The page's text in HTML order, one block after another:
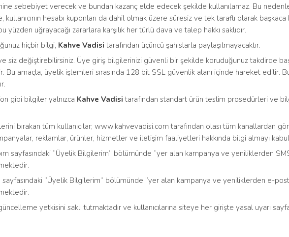
sebebiyet verecek ve bundan kazanç elde edecek şekilde kullanılamaz. Bu nedenle
kullanıcının hesabı kuponları da dahil olmak üzere süresiz ve tek taraflı olarak
uğrayacağı zararlara karşılık her türlü dava ve talep hakkı saklıdır.
hiçbir bilgi, Kahve Vadisi tarafından üçüncü şahıslarla paylaşılmayacaktır.
değiştirebilirsiniz. Üye giriş bilgilerinizi güvenli bir şekilde koruduğunuz takdirde
amaçla, üyelik işlemleri sırasında 128 bit SSL güvenlik alanı içinde hareket edilir. Bu
gibi bilgiler yalnızca Kahve Vadisi tarafından standart ürün teslim prosedürleri ve
bırakan tüm kullanıcılar; www.kahvevadisi.com tarafından olası tüm kanallardan
reklamlar, ürünler, hizmetler ve iletişim faaliyetleri hakkında bilgi almayı kabul
sayfasındaki “Üyelik Bilgilerim” bölümünde “yer alan kampanya ve yeniliklerden
sayfasındaki “Üyelik Bilgilerim” bölümünde “yer alan kampanya ve yeniliklerden e-
yetkisini saklı tutmaktadır ve kullanıcılarına siteye her girişte yasal uyarı